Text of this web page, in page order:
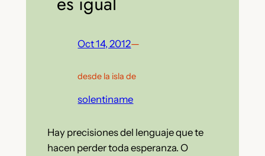
Oct 14, 2012—
desde la isla de
solentiname
Hay precisiones del lenguaje que te
hacen perder toda esperanza. O